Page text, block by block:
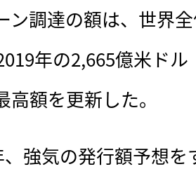
調達の額は、 世界
年の2,665億米ド
高額を更新した。
強気の発行額予想を